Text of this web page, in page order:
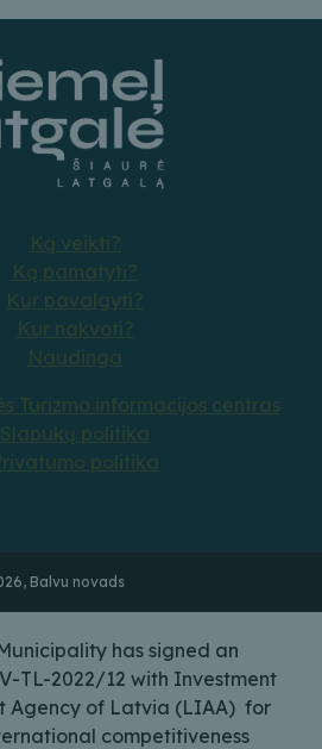
Ką veikti?
Ką pamatyti?
Kur pavalgyti?
Kur nakvoti?
Naudinga
Turizmo informacijos centras
Slapukų politika
Privatumo politika
Balvu novads
has signed an
TL-2022/12 with Investment
Agency of Latvia (LIAA) for
competitiveness